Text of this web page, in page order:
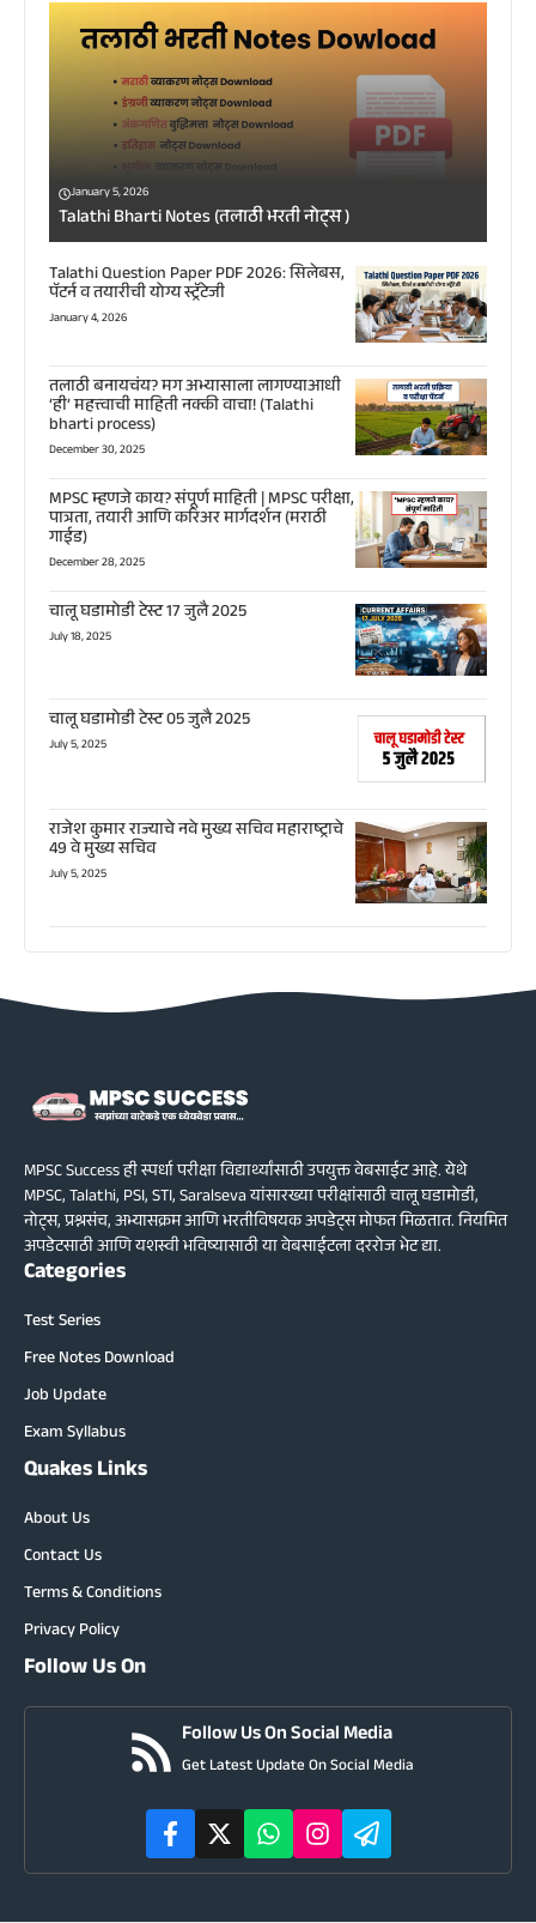
January 5, 2026
Talathi Bharti Notes (तलाठी भरती नोट्स )
Talathi Question Paper PDF 2026: सिलेबस,
पॅटर्न व तयारीची योग्य स्ट्रॅटेजी
January 4, 2026
तलाठी बनायचंय? मग अभ्यासाला लागण्याआधी
‘ही’ महत्त्वाची माहिती नक्की वाचा! (Talathi
bharti process)
December 30, 2025
MPSC म्हणजे काय? संपूर्ण माहिती | MPSC परीक्षा,
पात्रता, तयारी आणि करिअर मार्गदर्शन (मराठी
गाईड)
December 28, 2025
चालू घडामोडी टेस्ट 17 जुलै 2025
July 18, 2025
चालू घडामोडी टेस्ट 05 जुलै 2025
July 5, 2025
राजेश कुमार राज्याचे नवे मुख्य सचिव महाराष्ट्राचे
49 वे मुख्य सचिव
July 5, 2025
MPSC Success ही स्पर्धा परीक्षा विद्यार्थ्यांसाठी उपयुक्त वेबसाईट आहे. येथे
MPSC, Talathi, PSI, STI, Saralseva यांसारख्या परीक्षांसाठी चालू घडामोडी,
नोट्स, प्रश्नसंच, अभ्यासक्रम आणि भरतीविषयक अपडेट्स मोफत मिळतात. नियमित
अपडेटसाठी आणि यशस्वी भविष्यासाठी या वेबसाईटला दररोज भेट द्या.
Categories
Test Series
Free Notes Download
Job Update
Exam Syllabus
Quakes Links
About Us
Contact Us
Terms & Conditions
Privacy Policy
Follow Us On
Follow Us On Social Media
Get Latest Update On Social Media